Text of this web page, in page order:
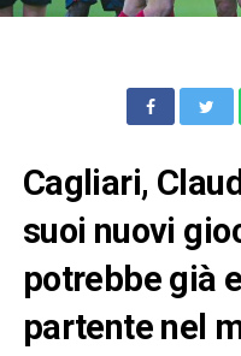
Cagliari,
suoi nuovi
potrebbe già
partente nel